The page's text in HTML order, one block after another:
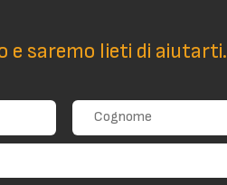
e saremo lieti di aiutarti.